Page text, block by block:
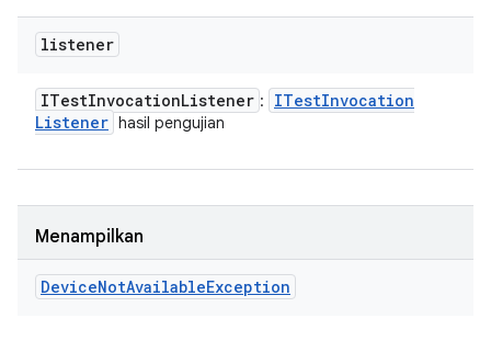
listener
ITestInvocationListener : ITestInvocation
Listener hasil pengujian
Menampilkan
DeviceNotAvailableException